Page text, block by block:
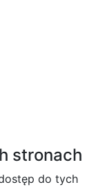
stronach
do tych